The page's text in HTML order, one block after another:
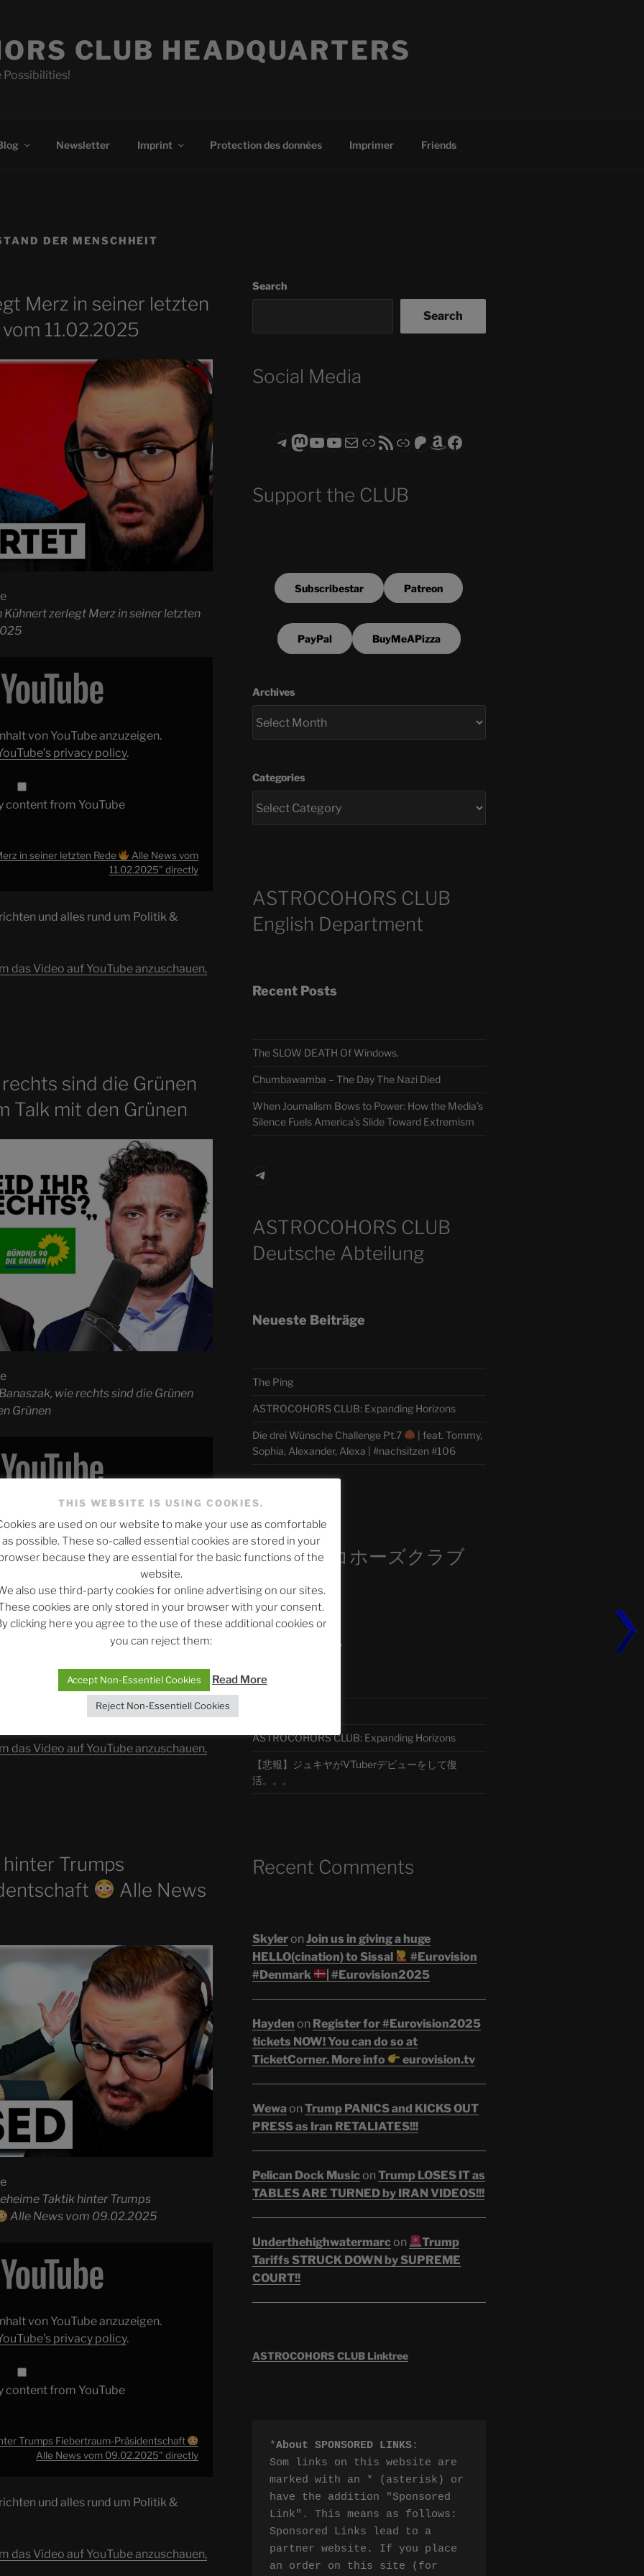
CLUB HEADQUARTERS
Possibilities!
Newsletter Imprint Protection des données Imprimer Friends
DER MENSCHHEIT
Merz in seiner letzten
11.02.2025
Kühnert zerlegt Merz in seiner letzten
von YouTube anzuzeigen.
privacy policy.
content from YouTube
in seiner letzten Rede
Alle News vom
11.02.2025" directly
und alles rund um Politik &
das Video auf YouTube anzuschauen,
sind die Grünen
Talk mit den Grünen
wie rechts sind die Grünen
Grünen
von YouTube anzuzeigen.
privacy policy.
from YouTube
sind die Grünen wirklich?
Staiy im Talk
mit den Grünen" directly
und alles rund um Politik &
das Video auf YouTube anzuschauen,
Trumps
Alle News
Taktik hinter Trumps
Alle News vom 09.02.2025
von YouTube anzuzeigen.
privacy policy.
content from YouTube
Trumps Fiebertraum-Präsidentschaft
Alle News vom 09.02.2025" directly
und alles rund um Politik &
das Video auf YouTube anzuschauen,
Search
Search
Social Media
Telegram
Mastodon
ASTROCOHORS CLUB - The Video Series
ASTROCOHORS CLUB - The Movies
Subscribe to the ASTROCOHORS CLUB Newsletter
LinkRSS FeedSupport us via "Buy me a Coffee"
Patreon
Amazon
Facebook
Support the CLUB
Subscribestar Patreon
PayPal BuyMeAPizza
Archives
Categories
ASTROCOHORS CLUB
English Department
Recent Posts
The SLOW DEATH Of Windows.
Chumbawamba – The Day The Nazi Died
When Journalism Bows to Power: How the Media’s
Silence Fuels America’s Slide Toward Extremism
Telegram
ASTROCOHORS CLUB
Deutsche Abteilung
Neueste Beiträge
The Ping
ASTROCOHORS CLUB: Expanding Horizons
Die drei Wünsche Challenge Pt.7
| feat. Tommy,
Sophia, Alexander, Alexa | #nachsitzen #106
Telegram
アストロコホーズクラブ
日本語部
最新エピソード
ASTROCOHORS CLUB: Expanding Horizons
【悲報】ジュキヤがVTuberデビューをして復
活。。。
Recent Comments
Skyleron Join us in giving a huge
HELLO(cination) to Sissal
#Eurovision
#Denmark
| #Eurovision2025
Hayden on Register for #Eurovision2025
tickets NOW! You can do so at
TicketCorner. More info
eurovision.tv
Wewaon Trump PANICS and KICKS OUT
PRESS as Iran RETALIATES!!!
Pelican Dock Musicon Trump LOSES IT as
TABLES ARE TURNED by IRAN VIDEOS!!!
Underthehighwatermarcon
Trump
Tariffs STRUCK DOWN by SUPREME
COURT!!
ASTROCOHORS CLUB Linktree
*About SPONSORED LINKS:
Som links on this website are
marked with an * (asterisk) or
have the addition "Sponsored
Link". This means as follows:
Sponsored Links lead to a
partner website. If you place
an order on this site (for
THIS WEBSITE IS USING COOKIES.
are used on our website to make your use as comfortable
as possible. These so-called essential cookies are stored in your
browser because they are essential for the basic functions of the
website.
also use third-party cookies for online advertising on our sites.
cookies are only stored in your browser with your consent.
clicking here you agree to the use of these additional cookies or
you can reject them:
Accept Non-Essentiel Cookies Read More
Reject Non-Essentiell Cookies